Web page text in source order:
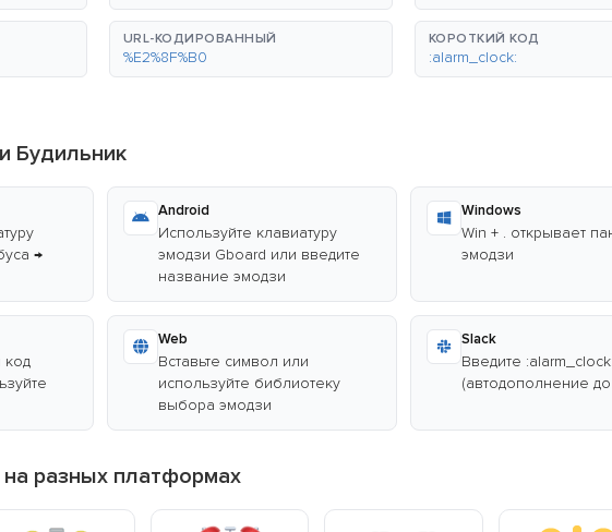
URL-КОДИРОВАННЫЙ
%E2%8F%B0
КОРОТКИЙ КОД
:alarm_clock:
Будильник
→
Android
Используйте клавиатуру
эмодзи Gboard или введите
название эмодзи
Windows
Win + . открывает
эмодзи
код
Web
Вставьте символ или
используйте библиотеку
выбора эмодзи
Slack
Введите :alarm_clock:
(автодополнение
разных платформах